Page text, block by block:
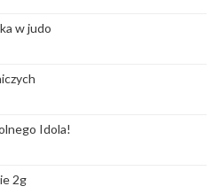
w judo
Idola!
2g